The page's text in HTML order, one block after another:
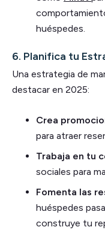
huéspedes.
6. Planifica tu
Una estrategia de
destacar en 2025:
Crea
para atraer
Trabaja en tu
sociales para
Fomenta las
huéspedes
construye tu